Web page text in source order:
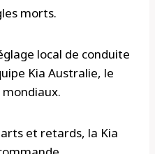
morts.
local de conduite
Kia Australie, le
et retards, la Kia